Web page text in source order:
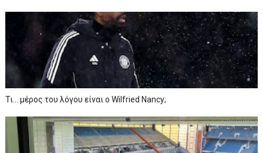
Τι… μέρος του λόγου είναι ο Wilfried Nancy;